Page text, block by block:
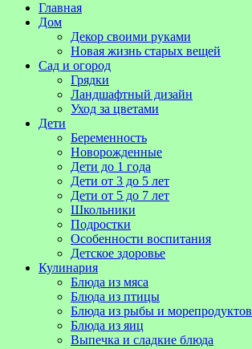
Главная
Дом
Декор своими руками
Новая жизнь старых вещей
Сад и огород
Грядки
Ландшафтный дизайн
Уход за цветами
Дети
Беременность
Новорожденные
Дети до 1 года
Дети от 3 до 5 лет
Дети от 5 до 7 лет
Школьники
Подростки
Особенности воспитания
Детское здоровье
Кулинария
Блюда из мяса
Блюда из птицы
Блюда из рыбы и морепродуктов
Блюда из яиц
Выпечка и сладкие блюда